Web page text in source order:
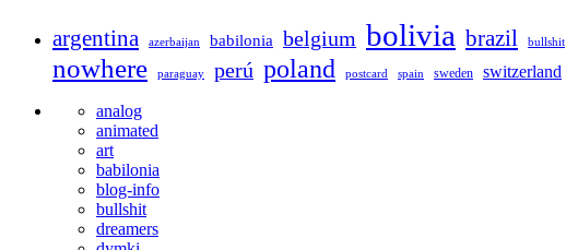
argentina azerbaijan babilonia belgium bolivia brazil bullshit
nowhere paraguay perú poland postcard spain sweden switzerland
analog
animated
art
babilonia
blog-info
bullshit
dreamers